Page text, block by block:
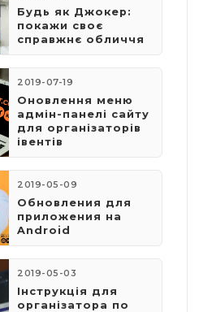
Будь як Джокер:
покажи своє
справжнє обличчя
2019-07-19
Оновлення меню
адмін-панелі сайту
для організаторів
івентів
2019-05-09
​Обновления для
приложения на
Android
2019-05-03
​Інструкція для
організатора по